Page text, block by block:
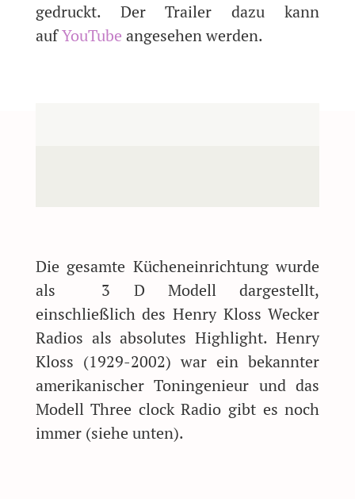
gedruckt. Der Trailer dazu kann
aufYouTube angesehen werden.
Die gesamte Kücheneinrichtung wurde
als 3 D Modell dargestellt,
einschließlich des Henry Kloss Wecker
Radios als absolutes Highlight. Henry
Kloss (1929-2002) war ein bekannter
amerikanischer Toningenieur und das
Modell Three clock Radio gibt es noch
immer (siehe unten).